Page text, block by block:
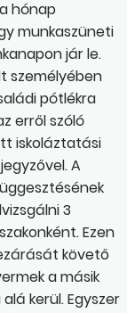
hónap
munkaszüneti
jár le.
személyében
pótlékra
erről szóló
iskoláztatási
A
3
Ezen
követő
a másik
kerül. Egyszer